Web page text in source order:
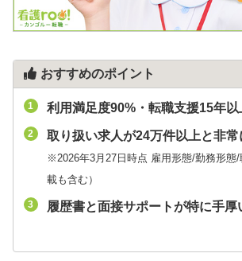
おすすめのポイント
利用満足度90%・転職支援15年以
取り扱い求人が24万件以上と非常
※2026年3月27日時点 雇用形態/勤務形態
載も含む）
履歴書と面接サポートが特に手